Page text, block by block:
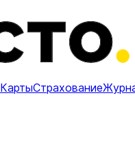
КартыСтрахование